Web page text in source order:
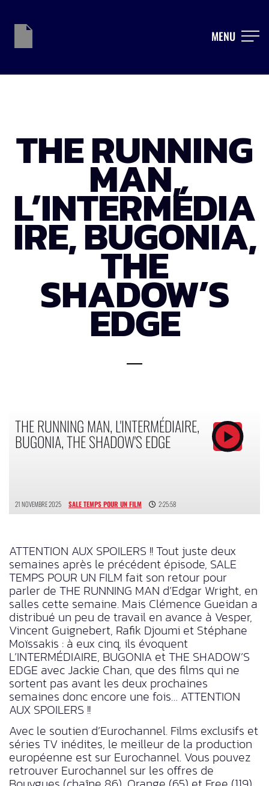
MENU
THE RUNNING
MAN,
L’INTERMÉDIA
IRE, BUGONIA,
THE
SHADOW’S
EDGE
THE RUNNING MAN, L'INTERMÉDIAIRE,
BUGONIA, THE SHADOW'S EDGE
21 NOVEMBRE 2025 SALE TEMPS POUR UN FILM 2:25:58
ATTENTION AUX SPOILERS !! Tout juste deux
semaines après le précédent épisode, SALE
TEMPS POUR UN FILM fait son retour pour
parler de THE RUNNING MAN d’Edgar Wright, en
salles cette semaine. Mais Clémence Gueidan a
distribué un peu de travail en avance à Vesper,
Vincent Guignebert, Rafik Djoumi et Stéphane
Moïssakis : à eux cinq, ils évoquent
L’INTERMÉDIAIRE, BUGONIA et THE SHADOW’S
EDGE avec Jackie Chan, que des films qui ne
sortent pas avant les deux prochaines
semaines donc encore une fois… ATTENTION
AUX SPOILERS !!
Avec le soutien d’Eurochannel. Films exclusifs et
séries TV inédites, le meilleur de la production
européenne est sur Eurochannel. Vous pouvez
retrouver Eurochannel sur les offres de